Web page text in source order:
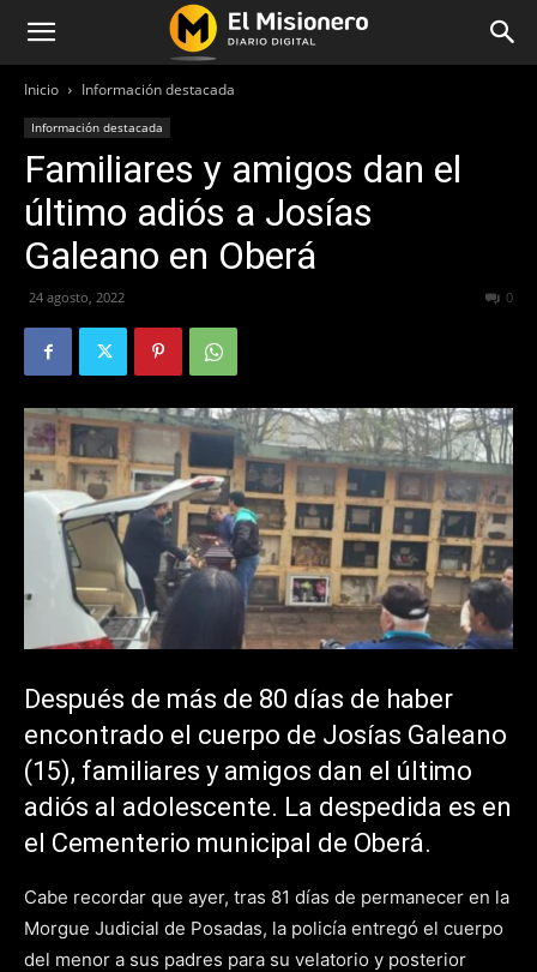
Inicio Información destacada
Información destacada
Familiares y amigos dan el
último adiós a Josías
Galeano en Oberá
24 agosto, 2022 0
Después de más de 80 días de haber
encontrado el cuerpo de Josías Galeano
(15), familiares y amigos dan el último
adiós al adolescente. La despedida es en
el Cementerio municipal de Oberá.
Cabe recordar que ayer, tras 81 días de permanecer en la
Morgue Judicial de Posadas, la policía entregó el cuerpo
del menor a sus padres para su velatorio y posterior